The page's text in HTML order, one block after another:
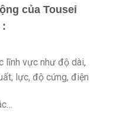
của Tousei
:
lĩnh vực như độ dài,
lực, độ cứng, điện